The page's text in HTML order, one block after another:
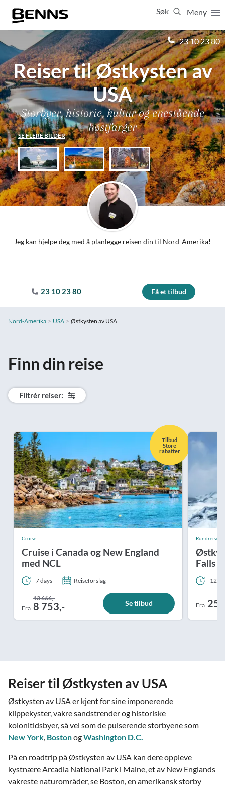
Meny
Søk
23 10 23 80
Reiser til Østkysten av
USA
Storbyer, historie, kultur og enestående
høstfarger
SE FLERE BILDER
Jeg kan hjelpe deg med å planlegge reisen din til Nord-Amerika!
23 10 23 80 Få et tilbud
Nord-Amerika USA Østkysten av USA
Finn din reise
Filtrér reiser:
Tilbud
Store
rabatter
Cruise
Cruise i Canada og New England
med NCL
7 days Reiseforslag
Fra
13 666,-
8 753,- Se tilbud
Rundreiser
Falls -
12
Fra 25
Reiser til Østkysten av USA
Østkysten av USA er kjent for sine imponerende
klippekyster, vakre sandstrender og historiske
kolonitidsbyer, så vel som de pulserende storbyene som
New York, BostonogWashington D.C.
På en roadtrip på Østkysten av USA kan dere oppleve
kystnære Arcadia National Park i Maine, et av New Englands
vakreste naturområder, se Boston, en amerikansk storby
Lukk
Vis resultater for: Alle Feriereiser